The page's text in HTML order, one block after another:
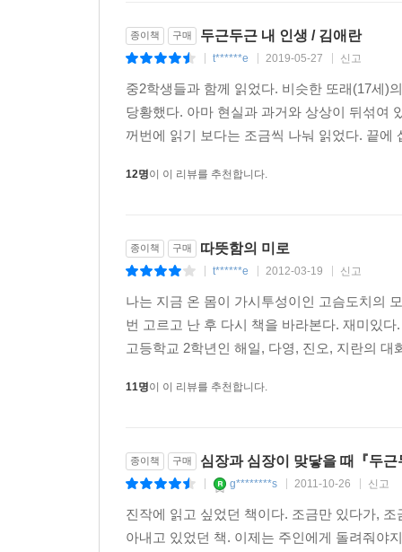
종이책 구매 두근두근 내 인생 / 김애란
t******e 2019-05-27 신고
중2학생들과 함께 읽었다. 비슷한 또래(17세)
당황했다. 아마 현실과 과거와 상상이 뒤섞여
꺼번에 읽기 보다는 조금씩 나눠 읽었다. 끝
12명이 이 리뷰를 추천합니다.
종이책 구매 따뜻함의 미로
t******e 2012-03-19 신고
나는 지금 온 몸이 가시투성이인 고슴도치의
번 고르고 난 후 다시 책을 바라본다. 재미있
고등학교 2학년인 해일, 다영, 진오, 지란의
11명이 이 리뷰를 추천합니다.
종이책 구매 심장과 심장이 맞닿을 때『두
g********s 2011-10-26 신고
진작에 읽고 싶었던 책이다. 조금만 있다가,
아내고 있었던 책. 이제는 주인에게 돌려줘야